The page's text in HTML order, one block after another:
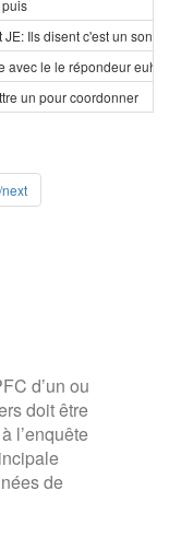
JE: Ils disent c'est un
avec le le répondeur
un pour coordonner
d’un ou
doit être
l’enquête
de